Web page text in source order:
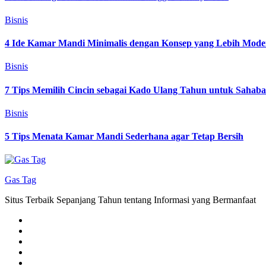
Bisnis
4 Ide Kamar Mandi Minimalis dengan Konsep yang Lebih
Bisnis
7 Tips Memilih Cincin sebagai Kado Ulang Tahun untuk
Bisnis
5 Tips Menata Kamar Mandi Sederhana agar Tetap Bersih
Gas Tag
Situs Terbaik Sepanjang Tahun tentang Informasi yang Bermanfaat